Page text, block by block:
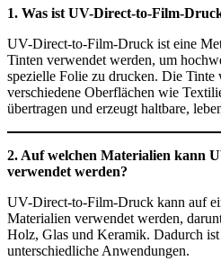
1. Was ist UV-Direct-to-Film-
UV-Direct-to-Film-Druck ist eine
Tinten verwendet werden, um
spezielle Folie zu drucken. Die Tinte
verschiedene Oberflächen wie
übertragen und erzeugt haltbare,
2. Auf welchen Materialien kann
verwendet werden?
UV-Direct-to-Film-Druck kann auf
Materialien verwendet werden,
Holz, Glas und Keramik. Dadurch
unterschiedliche Anwendungen.